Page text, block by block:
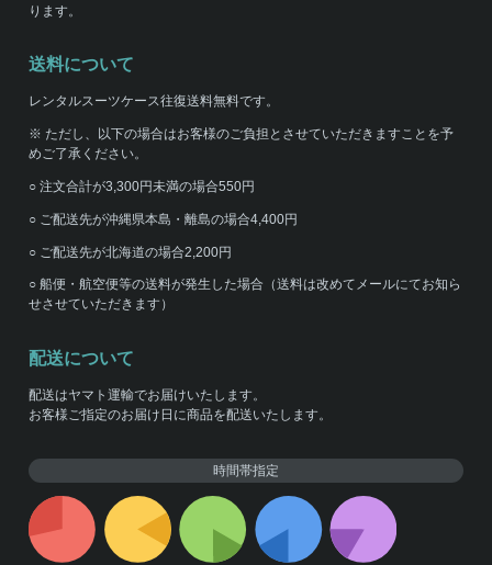
ります。
送料について
レンタルスーツケース往復送料無料です。
※ ただし、以下の場合はお客様のご負担とさせていただきますことを予
めご了承ください。
○ 注文合計が3,300円未満の場合550円
○ ご配送先が沖縄県本島・離島の場合4,400円
○ ご配送先が北海道の場合2,200円
○ 船便・航空便等の送料が発生した場合（送料は改めてメールにてお知ら
せさせていただきます）
配送について
配送はヤマト運輸でお届けいたします。
お客様ご指定のお届け日に商品を配送いたします。
時間帯指定